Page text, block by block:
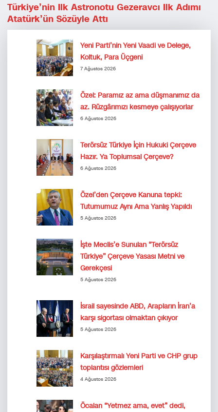
Türkiye’nin Ilk Astronotu Gezeravcı Ilk Adımı
Atatürk’ün Sözüyle Attı
Yeni Parti’nin Yeni Vaadi ve Delege,
Koltuk, Para Üçgeni
7 Ağustos 2026
Özel: Paramız az ama düşmanımız da
az. Rüzgârımızı kesmeye çalışıyorlar
6 Ağustos 2026
Terörsüz Türkiye İçin Hukuki Çerçeve
Hazır. Ya Toplumsal Çerçeve?
6 Ağustos 2026
Özel’den Çerçeve Kanuna tepki:
Tutumumuz Aynı Ama Yanlış Yapıldı
5 Ağustos 2026
İşte Meclis’e Sunulan “Terörsüz
Türkiye” Çerçeve Yasası Metni ve
Gerekçesi
5 Ağustos 2026
İsrail sayesinde ABD, Arapların İran’a
karşı sigortası olmaktan çıkıyor
5 Ağustos 2026
Karşılaştırmalı Yeni Parti ve CHP grup
toplantısı gözlemleri
4 Ağustos 2026
Öcalan “Yetmez ama, evet” dedi,